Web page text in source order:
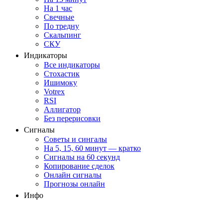
На 1 час
Свечные
По тредну
Скальпинг
СКУ
Индикаторы
Все индикаторы
Стохастик
Ишимоку
Votrex
RSI
Аллигатор
Без перерисовки
Сигналы
Советы и сингалы
На 5, 15, 60 минут — кратко
Сигналы на 60 секунд
Копирование сделок
Онлайн сигналы
Прогнозы онлайн
Инфо